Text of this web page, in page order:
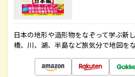
日本の地形や造形物をなぞって学ぶ新
橋、川、湖、半島など旅気分で地図を